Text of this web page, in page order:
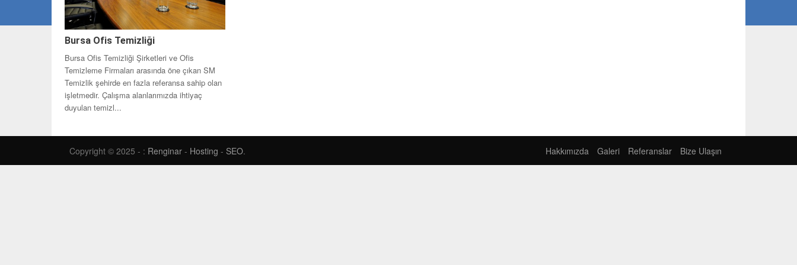
Bursa Ofis Temizliği
Bursa Ofis Temizliği Şirketleri ve Ofis
Temizleme Firmaları arasında öne çıkan SM
Temizlik şehirde en fazla referansa sahip olan
işletmedir. Çalışma alanlarımızda ihtiyaç
duyulan temizl...
Copyright © 2025 - : Renginar - Hosting - SEO. Hakkımızda Galeri Referanslar Bize Ulaşın